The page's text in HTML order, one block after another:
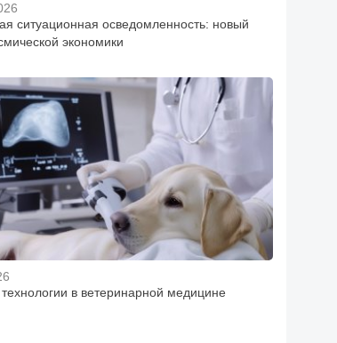
ситуационная осведомленность: новый
экономики
в ветеринарной медицине